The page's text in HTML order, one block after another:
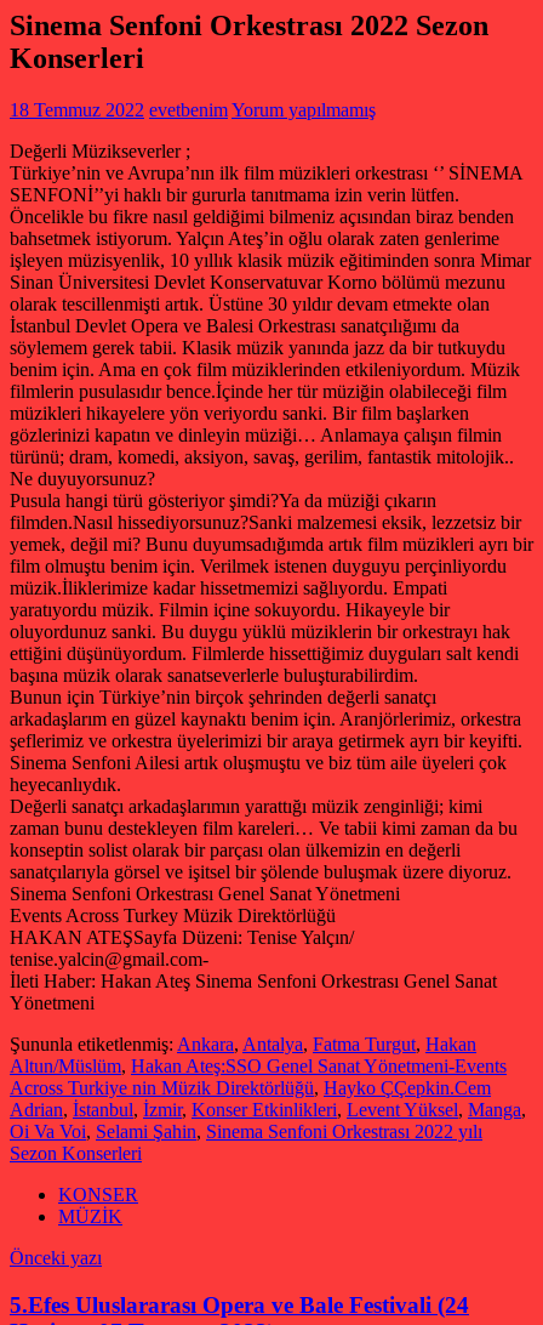
Sinema Senfoni Orkestrası 2022 Sezon
Konserleri
18 Temmuz 2022 evetbenimYorum yapılmamış
Değerli Müzikseverler ;
Türkiye’nin ve Avrupa’nın ilk film müzikleri orkestrası ‘’ SİNEMA
SENFONİ’’yi haklı bir gururla tanıtmama izin verin lütfen.
Öncelikle bu fikre nasıl geldiğimi bilmeniz açısından biraz benden
bahsetmek istiyorum. Yalçın Ateş’in oğlu olarak zaten genlerime
işleyen müzisyenlik, 10 yıllık klasik müzik eğitiminden sonra Mimar
Sinan Üniversitesi Devlet Konservatuvar Korno bölümü mezunu
olarak tescillenmişti artık. Üstüne 30 yıldır devam etmekte olan
İstanbul Devlet Opera ve Balesi Orkestrası sanatçılığımı da
söylemem gerek tabii. Klasik müzik yanında jazz da bir tutkuydu
benim için. Ama en çok film müziklerinden etkileniyordum. Müzik
filmlerin pusulasıdır bence.İçinde her tür müziğin olabileceği film
müzikleri hikayelere yön veriyordu sanki. Bir film başlarken
gözlerinizi kapatın ve dinleyin müziği… Anlamaya çalışın filmin
türünü; dram, komedi, aksiyon, savaş, gerilim, fantastik mitolojik..
Ne duyuyorsunuz?
Pusula hangi türü gösteriyor şimdi?Ya da müziği çıkarın
filmden.Nasıl hissediyorsunuz?Sanki malzemesi eksik, lezzetsiz bir
yemek, değil mi? Bunu duyumsadığımda artık film müzikleri ayrı bir
film olmuştu benim için. Verilmek istenen duyguyu perçinliyordu
müzik.İliklerimize kadar hissetmemizi sağlıyordu. Empati
yaratıyordu müzik. Filmin içine sokuyordu. Hikayeyle bir
oluyordunuz sanki. Bu duygu yüklü müziklerin bir orkestrayı hak
ettiğini düşünüyordum. Filmlerde hissettiğimiz duyguları salt kendi
başına müzik olarak sanatseverlerle buluşturabilirdim.
Bunun için Türkiye’nin birçok şehrinden değerli sanatçı
arkadaşlarım en güzel kaynaktı benim için. Aranjörlerimiz, orkestra
şeflerimiz ve orkestra üyelerimizi bir araya getirmek ayrı bir keyifti.
Sinema Senfoni Ailesi artık oluşmuştu ve biz tüm aile üyeleri çok
heyecanlıydık.
Değerli sanatçı arkadaşlarımın yarattığı müzik zenginliği; kimi
zaman bunu destekleyen film kareleri… Ve tabii kimi zaman da bu
konseptin solist olarak bir parçası olan ülkemizin en değerli
sanatçılarıyla görsel ve işitsel bir şölende buluşmak üzere diyoruz.
Sinema Senfoni Orkestrası Genel Sanat Yönetmeni
Events Across Turkey Müzik Direktörlüğü
HAKAN ATEŞSayfa Düzeni: Tenise Yalçın/
tenise.yalcin@gmail.com-
İleti Haber: Hakan Ateş Sinema Senfoni Orkestrası Genel Sanat
Yönetmeni
Şununla etiketlenmiş: Ankara, Antalya, Fatma Turgut, Hakan
Altun/Müslüm, Hakan Ateş:SSO Genel Sanat Yönetmeni-Events
Across Turkiye nin Müzik Direktörlüğü, Hayko ÇÇepkin.Cem
Adrian, İstanbul, İzmir, Konser Etkinlikleri, Levent Yüksel, Manga,
Oi Va Voi, Selami Şahin, Sinema Senfoni Orkestrası 2022 yılı
Sezon Konserleri
KONSER
MÜZİK
Yazı
gezinmesi
Önceki yazı
5.Efes Uluslararası Opera ve Bale Festivali (24